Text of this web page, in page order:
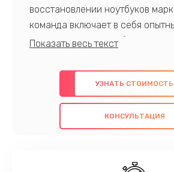
восстановлении ноутбуков
команда включает в себя
профессионалов с обширными
предлагаем быстрый и
использованием оригинальных
также гарантируем качество
проведенных работ. Наша цель -
наилучшим образом. Не медлите
УЗНАТЬ СТОИМОСТЬ
КОНСУЛЬТАЦИЯ